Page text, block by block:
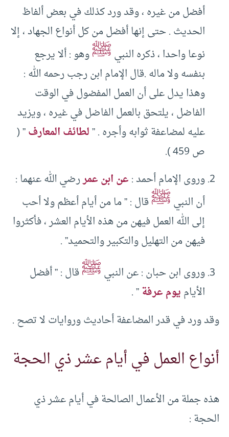
أفضل من غيره ، وقد ورد كذلك في بعض ألفاظ
الحديث . حتى إنها أفضل من كل أنواع الجهاد ، إلا
نوعا واحدا ، ذكره النبيﷺوهو : ألا يرجع
بنفسه ولا ماله .قال الإمام ابن رجب رحمه الله :
وهذا يدل على أن العمل المفضول في الوقت
الفاضل ، يلتحق بالعمل الفاضل في غيره ، ويزيد
عليه لمضاعفة ثوابه وأجره . ”لطائف المعارف” (
ص 459 ).
وروى الإمام أحمد :عن ابن عمررضي الله عنهما :
أن النبيﷺقال : ” ما من أيام أعظم ولا أحب
إلى الله العمل فيهن من هذه الأيام العشر ، فأكثروا
فيهن من التهليل والتكبير والتحميد” .
وروى ابن حبان : عن النبيﷺقال : ” أفضل
الأياميوم عرفة” .
وقد ورد في قدر المضاعفة أحاديث وروايات لا تصح .
أنواع العمل في أيام عشر ذي الحجة
هذه جملة من الأعمال الصالحة في أيام عشر ذي
الحجة :